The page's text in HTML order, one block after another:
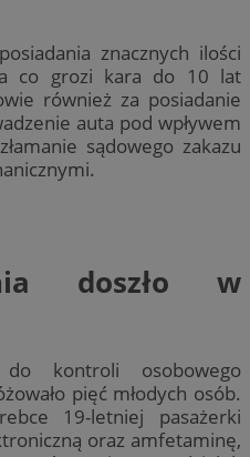
znacznych ilości
co grozi kara do 10 lat
również za posiadanie
auta pod wpływem
sądowego zakazu
doszło w
do kontroli osobowego
pięć młodych osób.
19-letniej pasażerki
oraz amfetaminę,